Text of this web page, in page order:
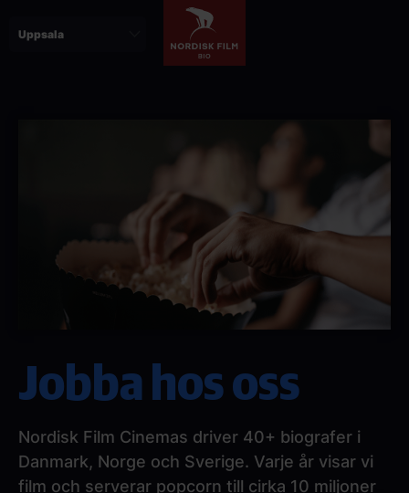
Jobba hos oss
Nordisk Film Cinemas driver 40+ biografer i
Danmark, Norge och Sverige. Varje år visar vi
film och serverar popcorn till cirka 10 miljoner